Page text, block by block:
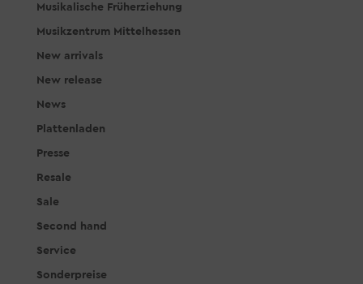
Musikalische Früherziehung
Musikzentrum Mittelhessen
New arrivals
New release
News
Plattenladen
Presse
Resale
Sale
Second hand
Service
Sonderpreise